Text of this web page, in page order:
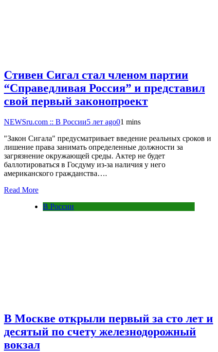
Стивен Сигал стал членом партии
“Справедливая Россия” и представил
свой первый законопроект
NEWSru.com :: В России5 лет ago01 mins
"Закон Сигала" предусматривает введение реальных сроков и
лишение права занимать определенные должности за
загрязнение окружающей среды. Актер не будет
баллотироваться в Госдуму из-за наличия у него
американского гражданства….
Read More
В России
В Москве открыли первый за сто лет и
десятый по счету железнодорожный
вокзал